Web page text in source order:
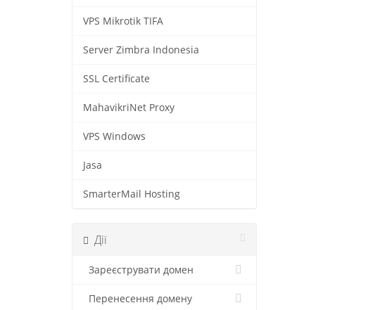
VPS Mikrotik TIFA
Server Zimbra Indonesia
SSL Certificate
MahavikriNet Proxy
VPS Windows
Jasa
SmarterMail Hosting
Дії
Зареєструвати домен
Перенесення домену